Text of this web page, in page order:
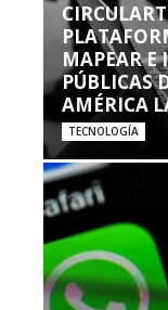
MAPEAR E
PÚBLICAS
AMÉRICA
TECNOLOGÍA